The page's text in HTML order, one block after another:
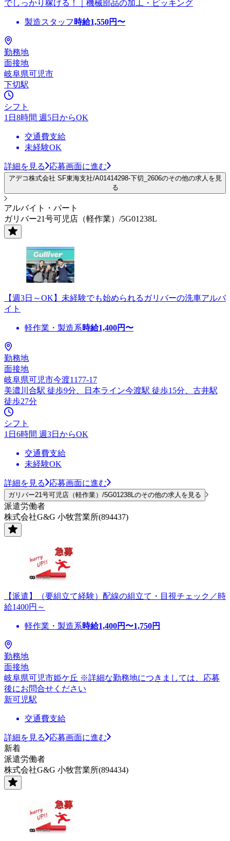
でしっかり稼げる！｜機械部品の加工・ピッキング
製造スタッフ 時給1,550円〜
勤務地
面接地
岐阜県可児市
下切駅
シフト
1日8時間 週5日からOK
交通費支給
未経験OK
詳細を見る 応募画面に進む
アデコ株式会社 SF東海支社/A01414298-下切_2606のその他の求人を見
る
アルバイト・パート
ガリバー21号可児店（軽作業）/5G01238L
【週3日～OK】未経験でも始められるガリバーの洗車アルバ
イト
軽作業・製造系時給1,400円〜
勤務地
面接地
岐阜県可児市今渡1177-17
美濃川合駅 徒歩9分、日本ライン今渡駅 徒歩15分、古井駅
徒歩27分
シフト
1日6時間 週3日からOK
交通費支給
未経験OK
詳細を見る 応募画面に進む
ガリバー21号可児店（軽作業）/5G01238Lのその他の求人を見る
派遣労働者
株式会社G&G 小牧営業所(894437)
【派遣】（要組立て経験）配線の組立て・目視チェック／時
給1400円～
軽作業・製造系時給1,400円〜1,750円
勤務地
面接地
岐阜県可児市姫ケ丘 ※詳細な勤務地につきましては、応募
後にお問合せください
新可児駅
交通費支給
詳細を見る
応募画面に進む
新着
派遣労働者
株式会社G&G 小牧営業所(894434)